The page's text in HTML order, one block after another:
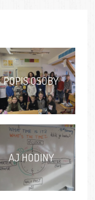
POPIS OSOBY
AJ HODINY